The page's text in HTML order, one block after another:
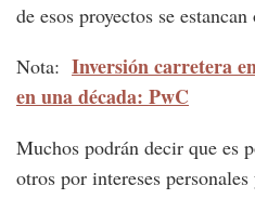
de esos proyectos se
Nota: Inversión carretera
en una década: PwC
Muchos podrán decir que es
otros por intereses